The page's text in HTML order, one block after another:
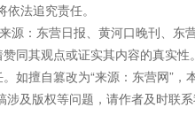
依法追究责任。
源：东营日报、黄河口晚刊、东
同其观点或证实其内容的真实
如擅自篡改为“来源：东营网”
及版权等问题，请作者及时联系